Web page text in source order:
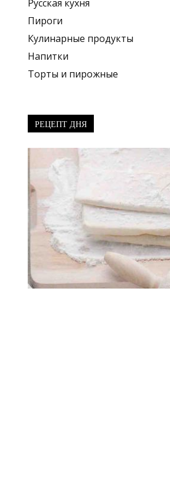
Русская кухня
Пироги
Кулинарные продукты
Напитки
Торты и пирожные
РЕЦЕПТ ДНЯ